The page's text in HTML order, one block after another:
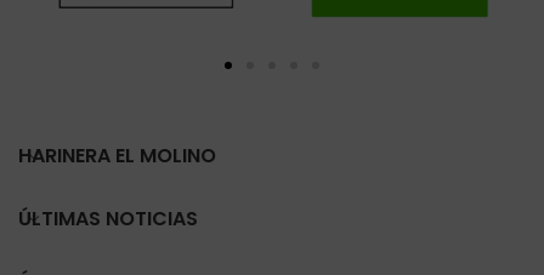
HARINERA EL MOLINO
ÚLTIMAS NOTICIAS